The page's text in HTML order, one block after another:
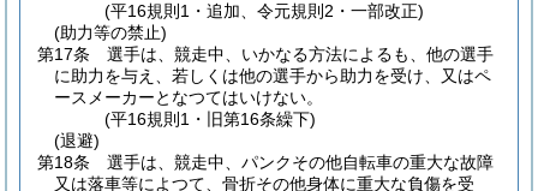
(平16規則1・追加、令元規則2・一部改正)
(助力等の禁止)
第17条
選手は、競走中、いかなる方法によるも、他の選手
に助力を与え、若しくは他の選手から助力を受け、又はペ
ースメーカーとなつてはいけない。
(平16規則1・旧第16条繰下)
(退避)
第18条
選手は、競走中、パンクその他自転車の重大な故障
又は落車等によつて、骨折その他身体に重大な負傷を受